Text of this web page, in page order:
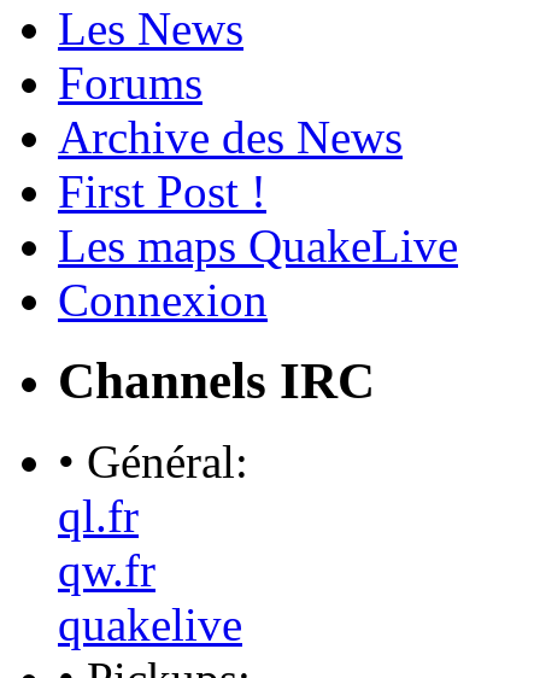
Les News
Forums
Archive des News
First Post !
Les maps QuakeLive
Connexion
Channels IRC
• Général:
ql.fr
qw.fr
quakelive